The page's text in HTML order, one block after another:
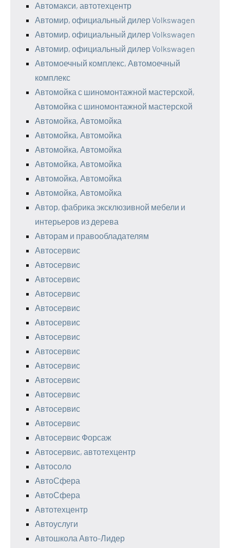
Автомакси, автотехцентр
Автомир, официальный дилер Volkswagen
Автомир, официальный дилер Volkswagen
Автомир, официальный дилер Volkswagen
Автомоечный комплекс, Автомоечный
комплекс
Автомойка с шиномонтажной мастерской,
Автомойка с шиномонтажной мастерской
Автомойка, Автомойка
Автомойка, Автомойка
Автомойка, Автомойка
Автомойка, Автомойка
Автомойка, Автомойка
Автомойка, Автомойка
Автор, фабрика эксклюзивной мебели и
интерьеров из дерева
Авторам и правообладателям
Автосервис
Автосервис
Автосервис
Автосервис
Автосервис
Автосервис
Автосервис
Автосервис
Автосервис
Автосервис
Автосервис
Автосервис
Автосервис
Автосервис Форсаж
Автосервис, автотехцентр
Автосоло
АвтоСфера
АвтоСфера
Автотехцентр
Автоуслуги
Автошкола Авто-Лидер